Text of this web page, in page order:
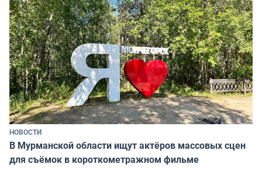
НОВОСТИ
В Мурманской области ищут актёров массовых сцен
для съёмок в короткометражном фильме